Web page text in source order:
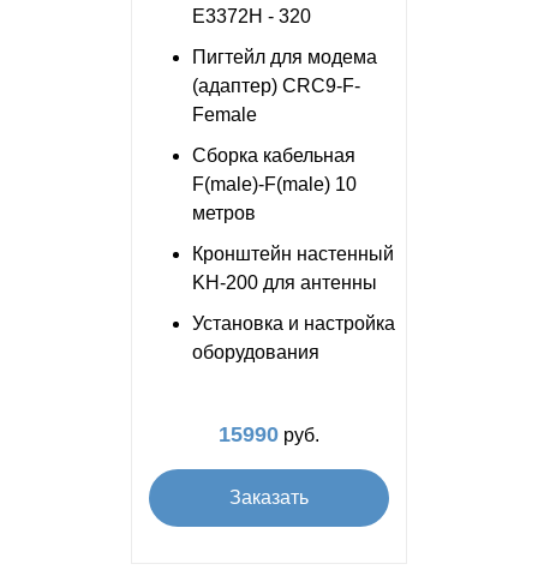
E3372H - 320
Пигтейл для модема
(адаптер) CRC9-F-
Female
Сборка кабельная
F(male)-F(male) 10
метров
Кронштейн настенный
KH-200 для антенны
Установка и настройка
оборудования
15990 руб.
Заказать